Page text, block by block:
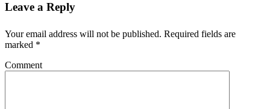
Leave a Reply
Your email address will not be published. Required fields are
marked *
Comment